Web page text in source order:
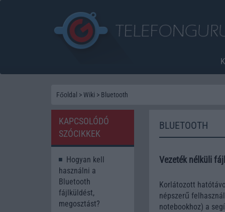
Főoldal >Wiki > Bluetooth
BLUETOOTH
Vezeték nélküli
Korlátozott
népszerű
notebookhoz) a
KAPCSOLÓDÓ
SZÓCIKKEK
Hogyan kell
használni a
Bluetooth
fájlküldést,
megosztást?